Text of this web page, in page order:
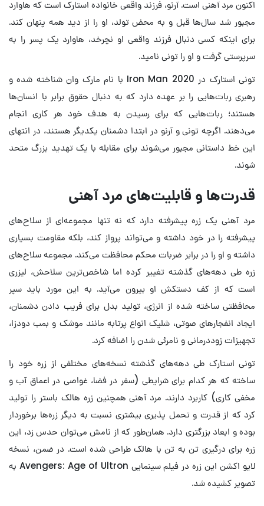
اکنون مرد آهنی است. آرنو، فرزند واقعی خانواده استارک است که هاوارد
مجبور شد سال‌ها قبل و به محض تولد، او را از دید همه پنهان کند.
برای اینکه کسی دنبال فرزند واقعی او نچرخد، هاوارد یک پسر را به
سرپرستی گرفت و او را تونی نامید.
تونی استارک در Iron Man 2020 با نام مارک وان شناخته شده و
رهبری ربات‌هایی را بر عهده دارد که به دنبال حقوق برابر با انسان‌ها
هستند؛ ربات‌هایی که برای رسیدن به هدف خود هر کاری انجام
می‌دهند. اگرچه تونی و آرنو در ابتدا دشمنان یکدیگر هستند، در انتهای
این خط داستانی مجبور می‌شوند برای مقابله با یک تهدید بزرگ متحد
شوند.
قدرت‌ها و قابلیت‌های مرد آهنی
مرد آهنی یک زره پیشرفته دارد که نه تنها مجموعه‌ای از سلاح‌های
پیشرفته را در خود داشته و می‌تواند پرواز کند، بلکه مقاومت بسیاری
داشته و او را در برابر ضربات محکم محافظت می‌کند. مجموعه سلاح‌های
زره طی دهه‌های گذشته تغییر کرده اما شاخص‌ترین سلاحش، لیزری
است که از کف دستکش او بیرون می‌آید. به این مورد باید سپر
محافظتی ساخته شده از انرژی، تولید بدل برای فریب دادن دشمنان،
ایجاد انفجارهای صوتی، شلیک انواع پرتابه مانند موشک و بمب دودزا،
تجهیزات زوددرمانی و نامرئی شدن را اضافه کرد.
تونی استارک طی دهه‌های گذشته نسخه‌های مختلفی از زره خود را
ساخته که هر کدام برای شرایطی (سفر در فضا، غواصی در اعماق آب و
مخفی کاری) کاربرد دارند. مرد آهنی همچنین زره هالک باستر را تولید
کرد که از قدرت و تحمل پذیری بیشتری نسبت به دیگر زره‌ها برخوردار
بوده و ابعاد بزرگتری دارد. همان‌طور که از نامش می‌توان حدس زد، این
زره برای درگیری تن به تن با هالک طراحی شده است. در ضمن، نسخه
لایو اکشن این زره در فیلم سینمایی Avengers: Age of Ultron به
تصویر کشیده شد.